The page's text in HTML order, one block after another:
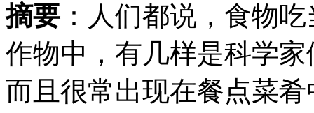
摘要 ：人们都说，食物
作物中，有几样是科学
而且很常出现在餐点菜